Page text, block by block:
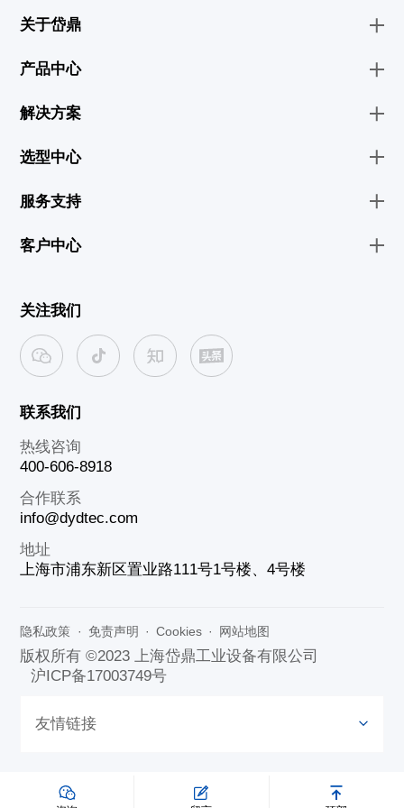
关于岱鼎
产品中心
解决方案
选型中心
服务支持
客户中心
关注我们
联系我们
热线咨询
400-606-8918
合作联系
info@dydtec.com
地址
上海市浦东新区置业路111号1号楼、4号楼
隐私政策 · 免责声明 · Cookies · 网站地图
版权所有 ©2023 上海岱鼎工业设备有限公司
沪ICP备17003749号
友情链接